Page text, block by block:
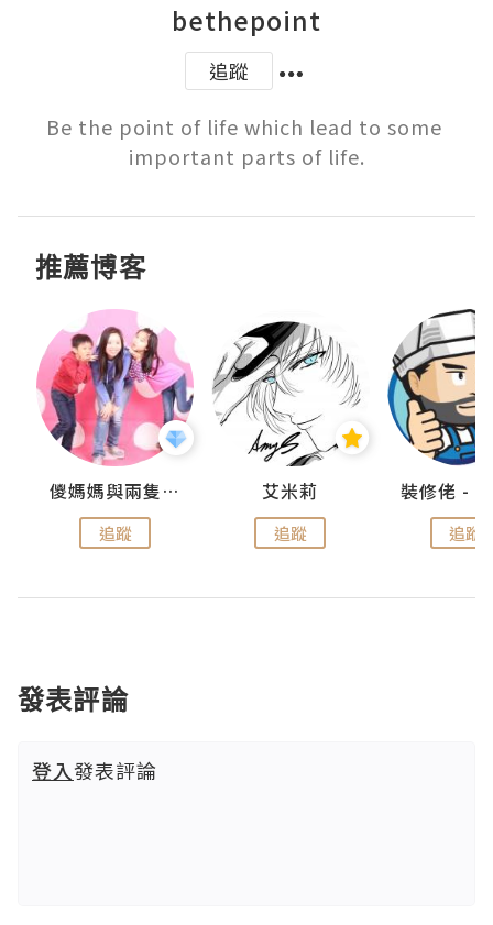
bethepoint
追蹤
Be the point of life which lead to some
important parts of life.
推薦博客
儍媽媽與兩隻小魔怪之家
追蹤
艾米莉
追蹤 追蹤
發表評論
登入發表評論